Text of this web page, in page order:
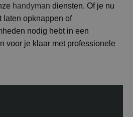
handyman diensten. Of je nu
laten opknappen of
nodig hebt in een
voor je klaar met professionele